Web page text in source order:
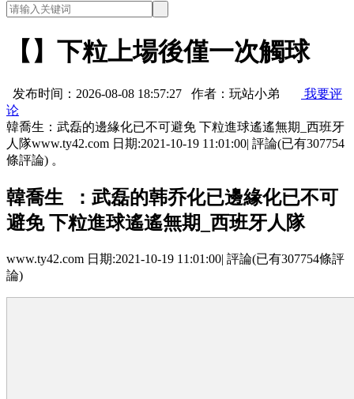
【】下粒上場後僅一次觸球
发布时间：2026-08-08 18:57:27 作者：玩站小弟
我要评
论
韓喬生：武磊的邊緣化已不可避免 下粒進球遙遙無期_西班牙
人隊www.ty42.com 日期:2021-10-19 11:01:00| 評論(已有307754
條評論) 。
韓喬生  ：武磊的韩乔化已邊緣化已不可
避免 下粒進球遙遙無期_西班牙人隊
www.ty42.com 日期:2021-10-19 11:01:00| 評論(已有307754條評
論)